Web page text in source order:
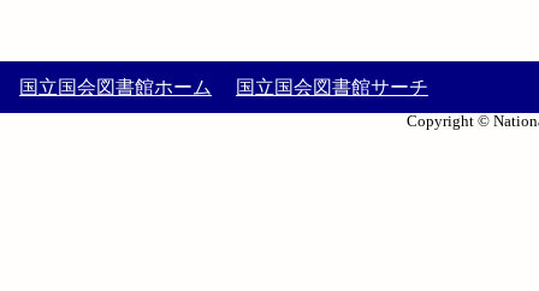
国立国会図書館ホーム 国立国会図書館サーチ
Copyright ©